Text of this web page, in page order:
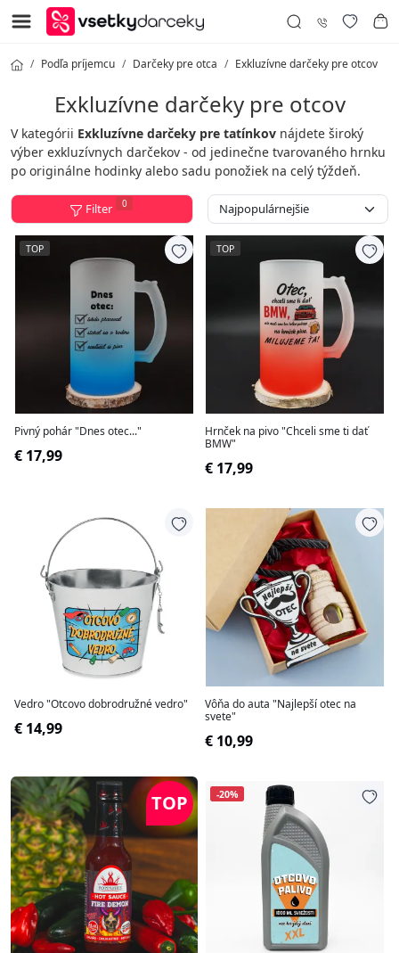
Podľa príjemcu Darčeky pre otca Exkluzívne darčeky pre otcov
Exkluzívne darčeky pre otcov
V kategórii Exkluzívne darčeky pre tatínkov nájdete široký
výber exkluzívnych darčekov - od jedinečne tvarovaného hrnku
po originálne hodinky alebo sadu ponožiek na celý týždeň.
Filter 0
TOP
Pivný pohár "Dnes otec..."
€ 17,99
TOP
Hrnček na pivo "Chceli sme ti dať
BMW"
€ 17,99
Vedro "Otcovo dobrodružné vedro"
€ 14,99
Vôňa do auta "Najlepší otec na
svete"
€ 10,99
TOP -20%